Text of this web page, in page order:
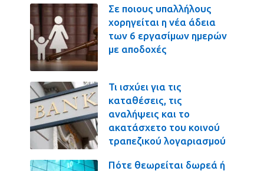
Σε ποιους υπαλλήλους
χορηγείται η νέα άδεια
των 6 εργασίμων ημερών
με αποδοχές
Τι ισχύει για τις
καταθέσεις, τις
αναλήψεις και το
ακατάσχετο του κοινού
τραπεζικού λογαριασμού
Πότε θεωρείται δωρεά ή